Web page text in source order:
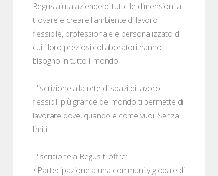
Regus aiuta aziende di tutte le dimensioni a
trovare e creare l'ambiente di lavoro
flessibile, professionale e personalizzato di
cui i loro preziosi collaboratori hanno
bisogno in tutto il mondo.
L'iscrizione alla rete di spazi di lavoro
flessibili più grande del mondo ti permette di
lavorare dove, quando e come vuoi. Senza
limiti.
L'iscrizione a Regus ti offre:
• Partecipazione a una community globale di